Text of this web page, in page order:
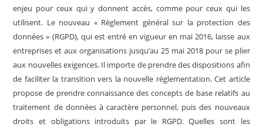
enjeu pour ceux qui y donnent accès, comme pour ceux qui les
utilisent. Le nouveau « Règlement général sur la protection des
données » (RGPD), qui est entré en vigueur en mai 2016, laisse aux
entreprises et aux organisations jusqu’au 25 mai 2018 pour se plier
aux nouvelles exigences. Il importe de prendre des dispositions afin
de faciliter la transition vers la nouvelle réglementation. Cet article
propose de prendre connaissance des concepts de base relatifs au
traitement de données à caractère personnel, puis des nouveaux
droits et obligations introduits par le RGPD. Quelles sont les